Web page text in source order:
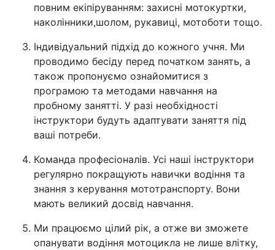
повним екіпіруванням: захисні мотокуртки,
наколінники,шолом, рукавиці, мотоботи тощо.
Індивідуальний підхід до кожного учня. Ми
проводимо бесіду перед початком занять, а
також пропонуємо ознайомитися з
програмою та методами навчання на
пробному занятті. У разі необхідності
інструктори будуть адаптувати заняття під
ваші потреби.
Команда професіоналів. Усі наші інструктори
регулярно покращують навички водіння та
знання з керування мототранспорту. Вони
мають великий досвід навчання.
Ми працюємо цілий рік, а отже ви зможете
опанувати водіння мотоцикла не лише влітку,